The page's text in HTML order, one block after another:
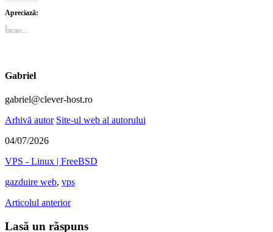
Apreciază:
Încarc...
Gabriel
gabriel@clever-host.ro
Arhivă autor Site-ul web al autorului
04/07/2026
VPS - Linux | FreeBSD
gazduire web, vps
Articolul anterior
Lasă un răspuns